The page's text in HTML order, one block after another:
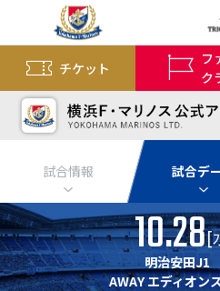
チケット
フ
ク
試合情報 試合デ
10.28[
明治安田J1
AWAY エディオン